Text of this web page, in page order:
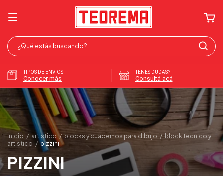
TIPOS DE ENVIOS
Conocer más
TENES DUDAS?
Consultá acá
inicio / artistico / blocks y cuadernos para dibujo / block tecnico y
artistico / pizzini
PIZZINI